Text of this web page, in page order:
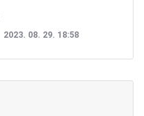
2023. 08. 29. 18:58